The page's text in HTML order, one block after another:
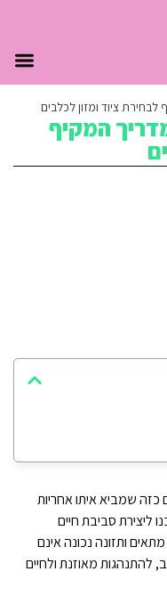
ציוד ומזון לכלבים
המקיף
שמביא איתו אחריות
ליצירת סביבת חיים
ותזונה נכונה אינם
להתנהגות מאוזנת ולחיים